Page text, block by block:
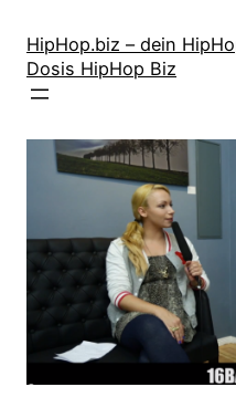
Inhalt
springen
HipHop.biz – dein
Dosis HipHop Biz